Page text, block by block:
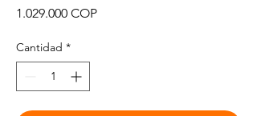
1.029.000 COPPrecio
Cantidad *